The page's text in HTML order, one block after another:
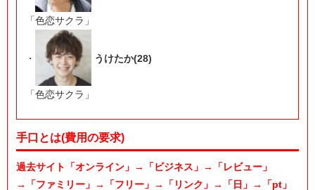
「色恋サクラ」
・ うけたか(28)
「色恋サクラ」
手口とは(費用の要求)
過去サイト「オンライン」→「ビジネス」→「レビュー」
→「ファミリー」→「フリー」→「リンク」→「日」→「pt」